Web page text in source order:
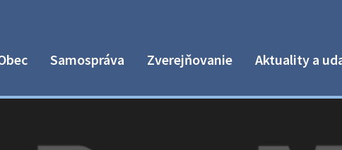
Samospráva Zverejňovanie Aktuality a